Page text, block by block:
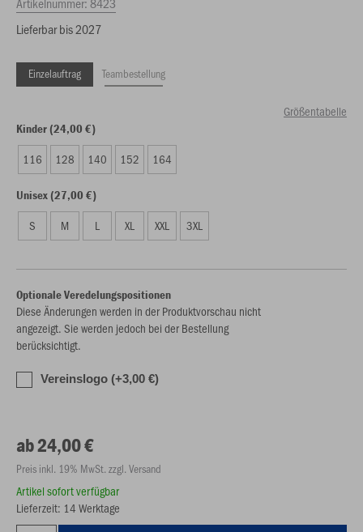
Lieferbar bis 2027
Einzelauftrag Teambestellung
Größentabelle
Kinder (24,00 €)
116 128 140 152 164
Unisex (27,00 €)
S M L XL XXL 3XL
Optionale Veredelungspositionen
Diese Änderungen werden in der Produktvorschau nicht
angezeigt. Sie werden jedoch bei der Bestellung
berücksichtigt.
Vereinslogo (+3,00 €)
ab 24,00 €
Preis inkl. 19% MwSt. zzgl. Versand
Artikel sofort verfügbar
Lieferzeit: 14 Werktage